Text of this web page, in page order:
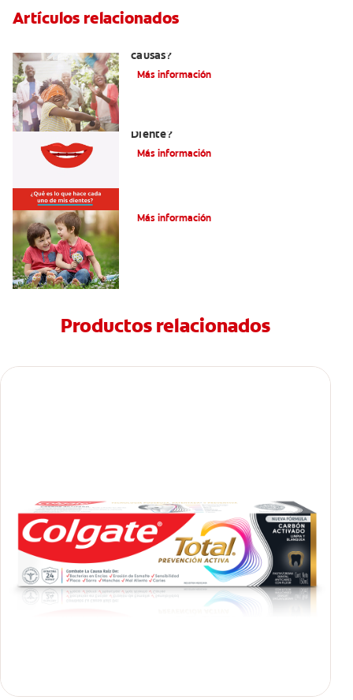
Artículos relacionados
causas?
Más información
Diente?
Más información
Más información
Productos relacionados